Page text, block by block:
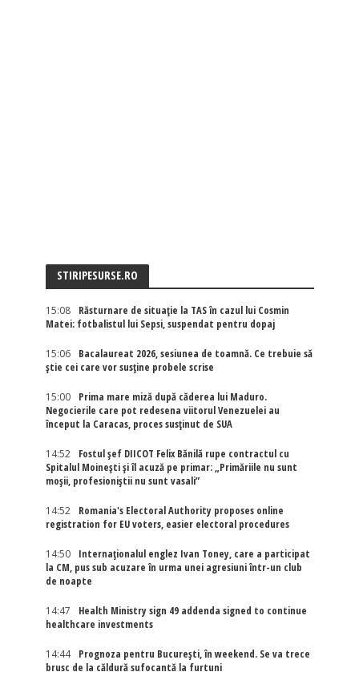
STIRIPESURSE.RO
15:08
Răsturnare de situație la TAS în cazul lui Cosmin
Matei: fotbalistul lui Sepsi, suspendat pentru dopaj
15:06
Bacalaureat 2026, sesiunea de toamnă. Ce trebuie să
știe cei care vor susține probele scrise
15:00
Prima mare miză după căderea lui Maduro.
Negocierile care pot redesena viitorul Venezuelei au
început la Caracas, proces susținut de SUA
14:52
Fostul șef DIICOT Felix Bănilă rupe contractul cu
Spitalul Moinești și îl acuză pe primar: „Primăriile nu sunt
moșii, profesioniștii nu sunt vasali”
14:52
Romania's Electoral Authority proposes online
registration for EU voters, easier electoral procedures
14:50
Internaţionalul englez Ivan Toney, care a participat
la CM, pus sub acuzare în urma unei agresiuni într-un club
de noapte
14:47
Health Ministry sign 49 addenda signed to continue
healthcare investments
14:44
Prognoza pentru București, în weekend. Se va trece
brusc de la căldură sufocantă la furtuni